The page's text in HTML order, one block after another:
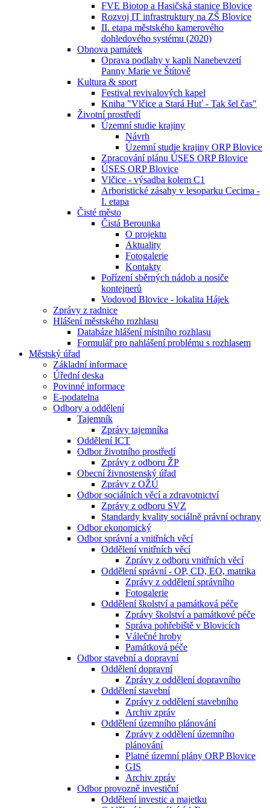
FVE Biotop a Hasičská stanice Blovice
Rozvoj IT infrastruktury na ZŠ Blovice
II. etapa městského kamerového
dohledového systému (2020)
Obnova památek
Oprava podlahy v kapli Nanebevzetí
Panny Marie ve Štítově
Kultura & sport
Festival revivalových kapel
Kniha "Vlčice a Stará Huť - Tak šel čas"
Životní prostředí
Územní studie krajiny
Návrh
Územní studie krajiny ORP Blovice
Zpracování plánu ÚSES ORP Blovice
ÚSES ORP Blovice
Vlčice - výsadba kolem C1
Arboristické zásahy v lesoparku Cecima -
I. etapa
Čisté město
Čistá Berounka
O projektu
Aktuality
Fotogalerie
Kontakty
Pořízení sběrných nádob a nosiče
kontejnerů
Vodovod Blovice - lokalita Hájek
Zprávy z radnice
Hlášení městského rozhlasu
Databáze hlášení místního rozhlasu
Formulář pro nahlášení problému s rozhlasem
Městský úřad
Základní informace
Úřední deska
Povinné informace
E-podatelna
Odbory a oddělení
Tajemník
Zprávy tajemníka
Oddělení ICT
Odbor životního prostředí
Zprávy z odboru ŽP
Obecní živnostenský úřad
Zprávy z OŽÚ
Odbor sociálních věcí a zdravotnictví
Zprávy z odboru SVZ
Standardy kvality sociálně právní ochrany
Odbor ekonomický
Odbor správní a vnitřních věcí
Oddělení vnitřních věcí
Zprávy z odboru vnitřních věcí
Oddělení správní - OP, CD, EO, matrika
Zprávy z oddělení správního
Fotogalerie
Oddělení školství a památková péče
Zprávy školství a památkové péče
Správa pohřebiště v Blovicích
Válečné hroby
Památková péče
Odbor stavební a dopravní
Oddělení dopravní
Zprávy z oddělení dopravního
Oddělení stavební
Zprávy z oddělení stavebního
Archiv zpráv
Oddělení územního plánování
Zprávy z oddělení územního
plánování
Platné územní plány ORP Blovice
GIS
Archiv zpráv
Odbor provozně investiční
Oddělení investic a majetku